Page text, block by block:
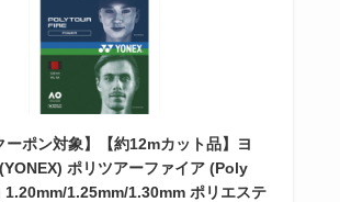
ーポン対象】【約12mカット品】ヨ
ポリツアーファイア (Poly
1.25mm/1.30mm ポリエステ